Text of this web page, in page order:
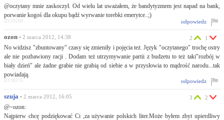
@oczytany mnie zaskoczył. Od wielu lat uważałem, że bandytyzmem jest napad na bank,
porwanie kogoś dla okupu bądź wyrwanie torebki emerytce..;)
odpowiedz
ID:39260
ozon • 2 marca 2012, 14:38
No widzisz "zbuntowany" czasy się zmieniły i pojęcia też. Język "oczytanego" trochę ostry
ale nie pozbawiony racji . Dodam też utrzymywanie partii z budzetu to też taki"rozbój w
biały dzień" ale żadne grabie nie grabią od siebie a w przysłowia to mądrość narodu...tak
powiadają.
2 1
odpowiedz
ID:39276
szuja • 2 marca 2012, 16:05
@~ozon:
Najpierw chcę podziękować Ci ,za używanie polskich liter.Może byłem zbyt upierdliwy
3 2